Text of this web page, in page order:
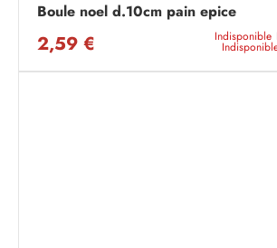
Boule noel d.10cm pain epice
2,59 € Indisponible